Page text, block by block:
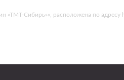
«ТМТ-Сибирь»», расположена по